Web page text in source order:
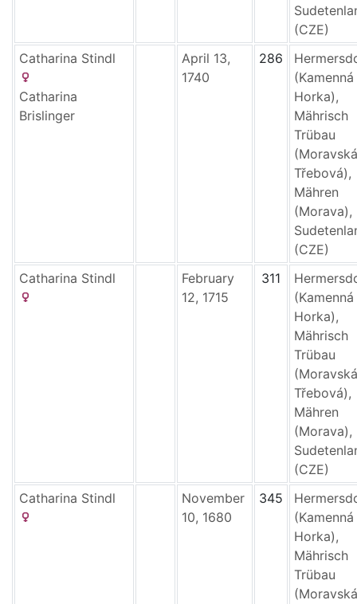
(CZE)
Catharina Stindl
Catharina
Brislinger
April 13,
1740
286
(Kamenná
Horka),
Mährisch
Trübau
(Moravská
Třebová),
Mähren
(Morava),
(CZE)
Catharina Stindl
February
12, 1715
311
(Kamenná
Horka),
Mährisch
Trübau
(Moravská
Třebová),
Mähren
(Morava),
(CZE)
Catharina Stindl
November
10, 1680
345
(Kamenná
Horka),
Mährisch
Trübau
(Moravská